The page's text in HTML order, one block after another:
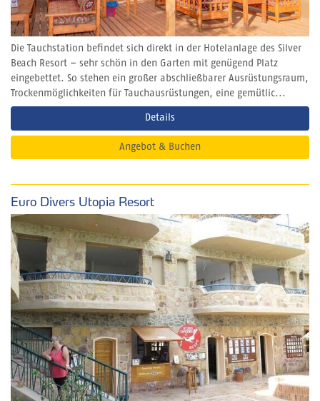
Die Tauchstation befindet sich direkt in der Hotelanlage des Silver
Beach Resort – sehr schön in den Garten mit genügend Platz
eingebettet. So stehen ein großer abschließbarer Ausrüstungsraum,
Trockenmöglichkeiten für Tauchausrüstungen, eine gemütlic...
Details
Angebot & Buchen
Euro Divers Utopia Resort